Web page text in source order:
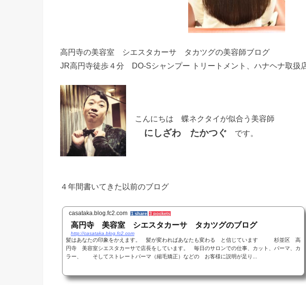
高円寺の美容室 シエスタカーサ タカツグの美容師ブログ
JR高円寺徒歩４分 DO-Sシャンプー トリートメント、ハナヘナ取扱
こんにちは 蝶ネクタイが似合う美容師
にしざわ たかつぐ です。
４年間書いてきた以前のブログ
casataka.blog.fc2.com 1 share 3 pockets
高円寺 美容室 シエスタカーサ タカツグのブログ
http://casataka.blog.fc2.com
髪はあなたの印象をかえます。 髪が変わればあなたも変わる と信じています 杉並区 高
円寺 美容室シエスタカーサで店長をしています。 毎日のサロンでの仕事、カット、パーマ、カ
ラー、 そしてストレートパーマ（縮毛矯正）などの お客様に説明が足り...